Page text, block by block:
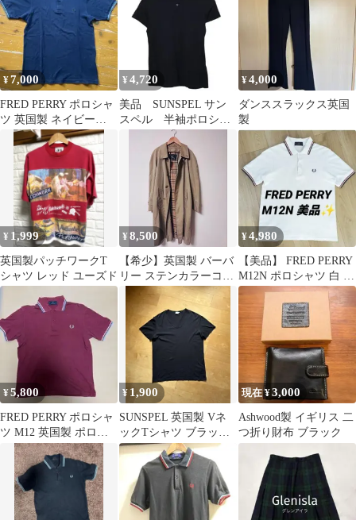
¥7,000
FRED PERRY ポロシャ
ツ 英国製 ネイビー
M12
¥ 4,720
美品 SUNSPEL サン
スペル 半袖ポロシャ
ツ イギリス製 ブラ
ック M
¥4,000
ダンススラックス英国
製
¥ 1,999
英国製パッチワークT
シャツ レッド ユーズド
¥8,500
【希少】英国製 バーバ
リー ステンカラーコー
¥4,980
【美品】 FRED PERRY
M12N ポロシャツ 白 英
国製 S メンズ
¥5,800
FRED PERRY ポロシャ
ツ M12 英国製 ポロシ
ャツ ボルドー色
¥ 1,900
SUNSPEL 英国製 Vネ
ックTシャツ ブラック
S
現在 ¥3,000
Ashwood製 イギリス 二
つ折り財布 ブラック